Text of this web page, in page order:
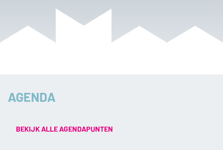
AGENDA
BEKIJK ALLE AGENDAPUNTEN